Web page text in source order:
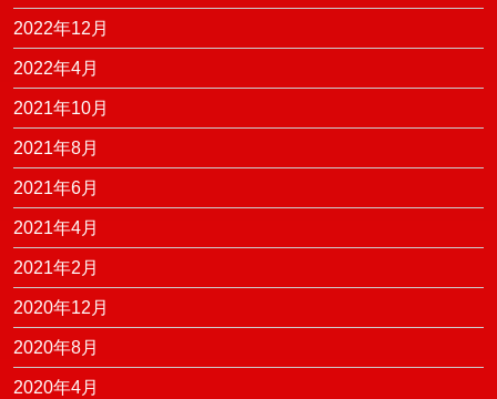
2022年12月
2022年4月
2021年10月
2021年8月
2021年6月
2021年4月
2021年2月
2020年12月
2020年8月
2020年4月